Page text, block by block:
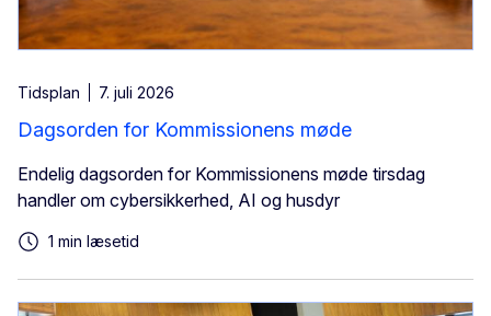
Tidsplan 7. juli 2026
Dagsorden for Kommissionens møde
Endelig dagsorden for Kommissionens møde tirsdag
handler om cybersikkerhed, AI og husdyr
1 min læsetid